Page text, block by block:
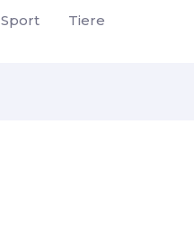
Sport
Tiere